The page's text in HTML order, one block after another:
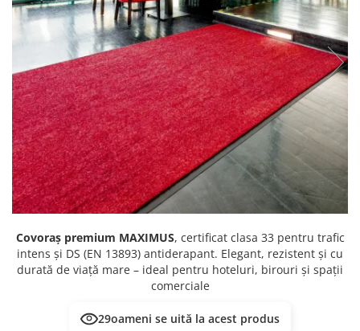
Covoraș premium MAXIMUS, certificat clasa 33 pentru trafic
intens și DS (EN 13893) antiderapant. Elegant, rezistent și cu
durată de viață mare – ideal pentru hoteluri, birouri și spații
comerciale
29oameni se uită la acest produs